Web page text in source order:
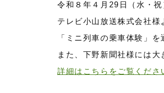
令和８年４月29日（水・祝
テレビ小山放送株式会社様
「ミニ列車の乗車体験」
また、下野新聞社様には大
詳細はこちらをご覧くださ